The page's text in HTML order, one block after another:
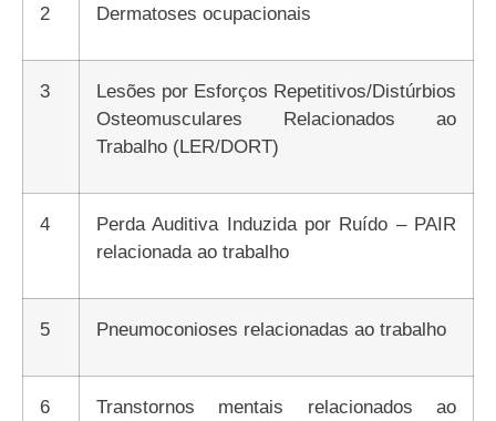
2 Dermatoses ocupacionais
3
Lesões por Esforços Repetitivos/Distúrbios
Osteomusculares Relacionados ao
Trabalho (LER/DORT)
4
Perda Auditiva Induzida por Ruído – PAIR
relacionada ao trabalho
5 Pneumoconioses relacionadas ao trabalho
6
Transtornos mentais relacionados ao